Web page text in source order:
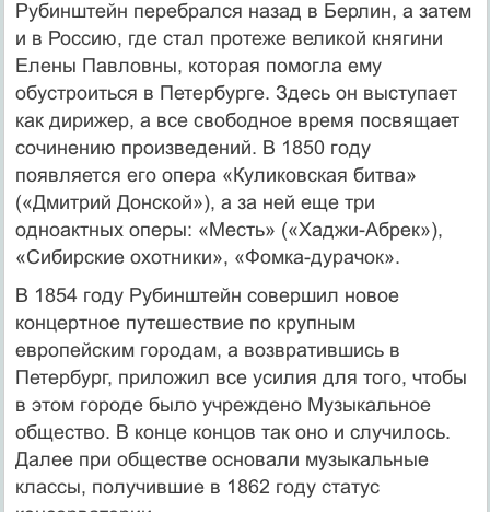
Рубинштейн перебрался назад в Берлин, а затем
и в Россию, где стал протеже великой княгини
Елены Павловны, которая помогла ему
обустроиться в Петербурге. Здесь он выступает
как дирижер, а все свободное время посвящает
сочинению произведений. В 1850 году
появляется его опера «Куликовская битва»
(«Дмитрий Донской»), а за ней еще три
одноактных оперы: «Месть» («Хаджи-Абрек»),
«Сибирские охотники», «Фомка-дурачок».
В 1854 году Рубинштейн совершил новое
концертное путешествие по крупным
европейским городам, а возвратившись в
Петербург, приложил все усилия для того, чтобы
в этом городе было учреждено Музыкальное
общество. В конце концов так оно и случилось.
Далее при обществе основали музыкальные
классы, получившие в 1862 году статус